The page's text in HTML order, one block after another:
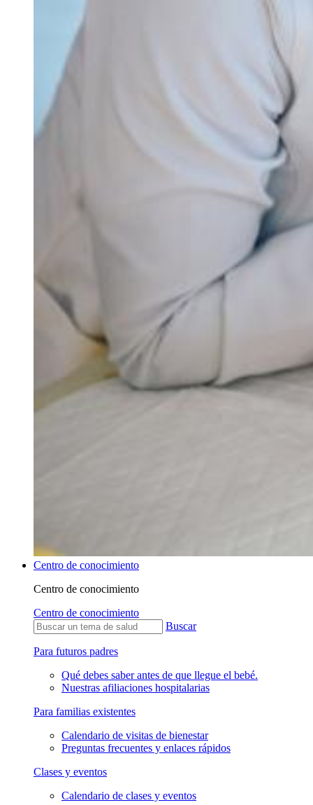
Centro de conocimiento
Centro de conocimiento
Centro de conocimiento
Buscar
Para futuros padres
Qué debes saber antes de que llegue el bebé.
Nuestras afiliaciones hospitalarias
Para familias existentes
Calendario de visitas de bienestar
Preguntas frecuentes y enlaces rápidos
Clases y eventos
Calendario de clases y eventos